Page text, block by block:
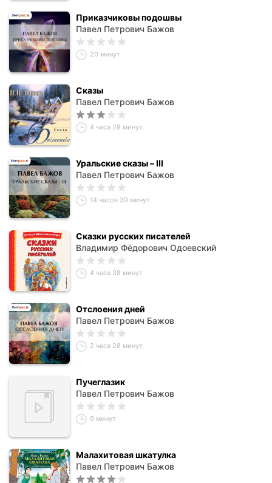
Приказчиковы подошвы
Павел Петрович Бажов
20 минут
Сказы
Павел Петрович Бажов
4 часа 28 минут
Уральские сказы – III
Павел Петрович Бажов
14 часов 39 минут
Сказки русских писателей
Владимир Фёдорович Одоевский
4 часа 38 минут
Отслоения дней
Павел Петрович Бажов
2 часа 28 минут
Пучеглазик
Павел Петрович Бажов
9 минут
Малахитовая шкатулка
Павел Петрович Бажов